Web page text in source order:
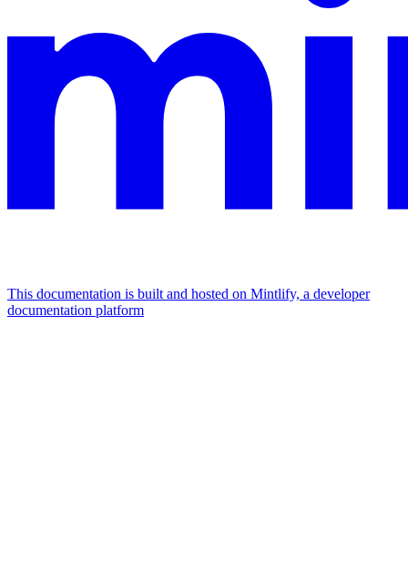
This documentation is built and hosted on Mintlify, a developer
documentation platform